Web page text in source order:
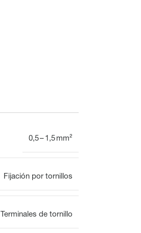
Vista general
0,5 – 1,5 mm²
Fijación por tornillos
Terminales de tornillo